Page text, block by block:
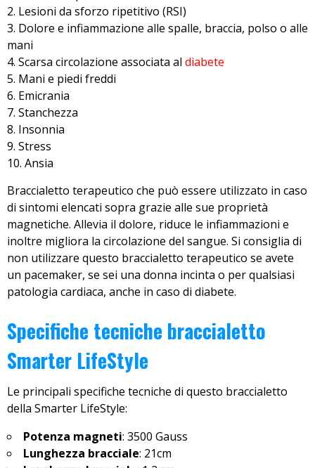
Lesioni da sforzo ripetitivo (RSI)
Dolore e infiammazione alle spalle, braccia, polso o alle
mani
Scarsa circolazione associata al diabete
Mani e piedi freddi
Emicrania
Stanchezza
Insonnia
Stress
Ansia
Braccialetto terapeutico che può essere utilizzato in caso
di sintomi elencati sopra grazie alle sue proprietà
magnetiche. Allevia il dolore, riduce le infiammazioni e
inoltre migliora la circolazione del sangue. Si consiglia di
non utilizzare questo braccialetto terapeutico se avete
un pacemaker, se sei una donna incinta o per qualsiasi
patologia cardiaca, anche in caso di diabete.
Specifiche tecniche braccialetto
Smarter LifeStyle
Le principali specifiche tecniche di questo braccialetto
della Smarter LifeStyle:
Potenza magneti: 3500 Gauss
Lunghezza bracciale: 21cm